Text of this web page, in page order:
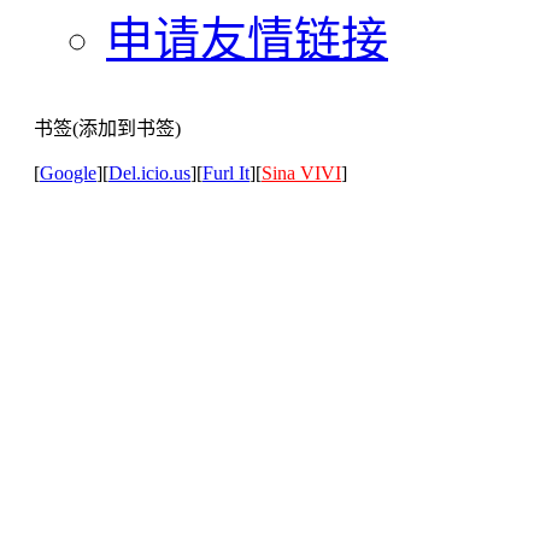
申请友情链接
书签(添加到书签)
[Google][Del.icio.us][Furl It][Sina VIVI]